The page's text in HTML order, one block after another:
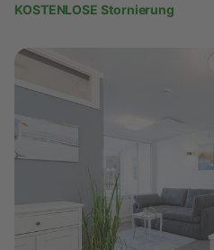
KOSTENLOSE Stornierung